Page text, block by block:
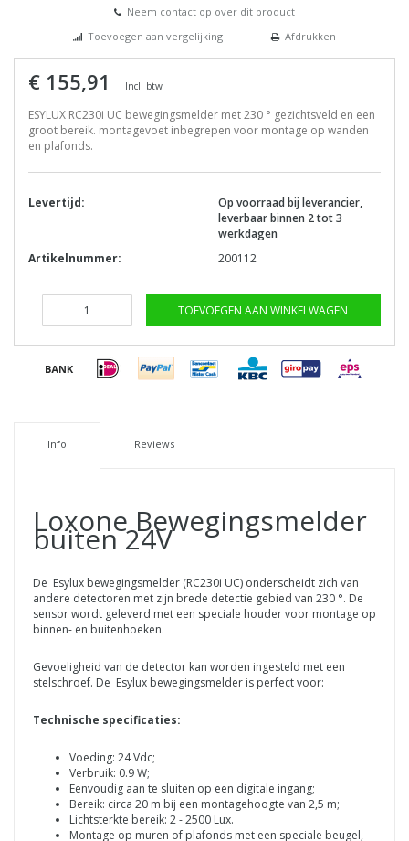
Neem contact op over dit product
Toevoegen aan vergelijking
Afdrukken
€ 155,91 Incl. btw
ESYLUX RC230i UC bewegingsmelder met 230 ° gezichtsveld en een
groot bereik. montagevoet inbegrepen voor montage op wanden
en plafonds.
Levertijd:
Op voorraad bij leverancier,
leverbaar binnen 2 tot 3
werkdagen
Artikelnummer:
200112
TOEVOEGEN AAN WINKELWAGEN
Info Reviews
Loxone Bewegingsmelder
buiten 24V
De Esylux bewegingsmelder (RC230i UC) onderscheidt zich van
andere detectoren met zijn brede detectie gebied van 230 °. De
sensor wordt geleverd met een speciale houder voor montage op
binnen- en buitenhoeken.
Gevoeligheid van de detector kan worden ingesteld met een
stelschroef. De Esylux bewegingsmelder is perfect voor:
Technische specificaties:
Voeding: 24 Vdc;
Verbruik: 0.9 W;
Eenvoudig aan te sluiten op een digitale ingang;
Bereik: circa 20 m bij een montagehoogte van 2,5 m;
Lichtsterkte bereik: 2 - 2500 Lux.
Montage op muren of plafonds met een speciale beugel,